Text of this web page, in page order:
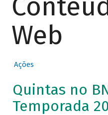
Web
Ações
Quintas no
Temporada